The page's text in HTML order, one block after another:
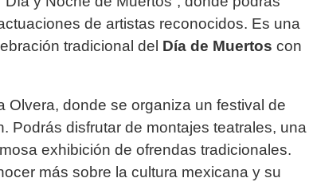
de artistas reconocidos. Es una
tradicional del Día de Muertos con
Olvera, donde se organiza un festival de
Podrás disfrutar de montajes teatrales, una
exhibición de ofrendas tradicionales.
más sobre la cultura mexicana y su